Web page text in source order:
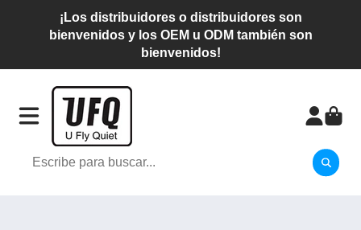
¡Los distribuidores o distribuidores son
bienvenidos y los OEM u ODM también son
bienvenidos!